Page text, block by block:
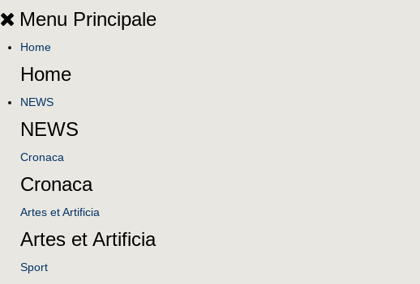
Menu Principale
Home
Home
NEWS
NEWS
Cronaca
Cronaca
Artes et Artificia
Artes et Artificia
Sport